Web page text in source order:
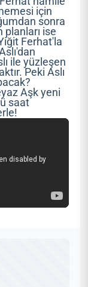
için
sonra
planları ise
Ferhat'la
ile yüzleşen
Peki Aslı
Aşk yeni
saat